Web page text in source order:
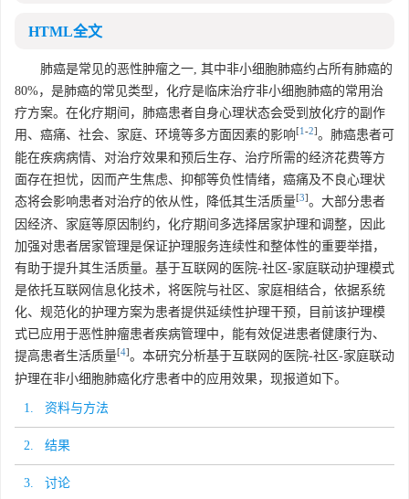
HTML全文
肺癌是常见的恶性肿瘤之一, 其中非小细胞肺癌约占所有肺癌的
80%，是肺癌的常见类型，化疗是临床治疗非小细胞肺癌的常用治
疗方案。在化疗期间，肺癌患者自身心理状态会受到放化疗的副作
用、癌痛、社会、家庭、环境等多方面因素的影响[1 -2]。肺癌患者可
能在疾病病情、对治疗效果和预后生存、治疗所需的经济花费等方
面存在担忧，因而产生焦虑、抑郁等负性情绪，癌痛及不良心理状
态将会影响患者对治疗的依从性，降低其生活质量[3]。大部分患者
因经济、家庭等原因制约，化疗期间多选择居家护理和调整，因此
加强对患者居家管理是保证护理服务连续性和整体性的重要举措，
有助于提升其生活质量。基于互联网的医院-社区-家庭联动护理模式
是依托互联网信息化技术，将医院与社区、家庭相结合，依据系统
化、规范化的护理方案为患者提供延续性护理干预，目前该护理模
式已应用于恶性肿瘤患者疾病管理中，能有效促进患者健康行为、
提高患者生活质量[4]。本研究分析基于互联网的医院-社区-家庭联动
护理在非小细胞肺癌化疗患者中的应用效果，现报道如下。
1. 资料与方法
2. 结果
3. 讨论